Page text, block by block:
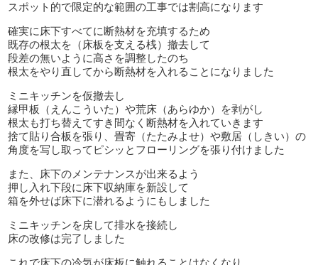
スポット的で限定的な範囲の工事では割高になります
確実に床下すべてに断熱材を充填するため
既存の根太を（床板を支える桟）撤去して
段差の無いように高さを調整したのち
根太をやり直してから断熱材を入れることになりました
ミニキッチンを仮撤去し
縁甲板（えんこういた）や荒床（あらゆか）を剥がし
根太も打ち替えてすき間なく断熱材を入れていきます
捨て貼り合板を張り、畳寄（たたみよせ）や敷居（しきい）の
角度を写し取ってピシッとフローリングを張り付けました
また、床下のメンテナンスが出来るよう
押し入れ下段に床下収納庫を新設して
箱を外せば床下に潜れるようにもしました
ミニキッチンを戻して排水を接続し
床の改修は完了しました
これで床下の冷気が床板に触れることはなくなり